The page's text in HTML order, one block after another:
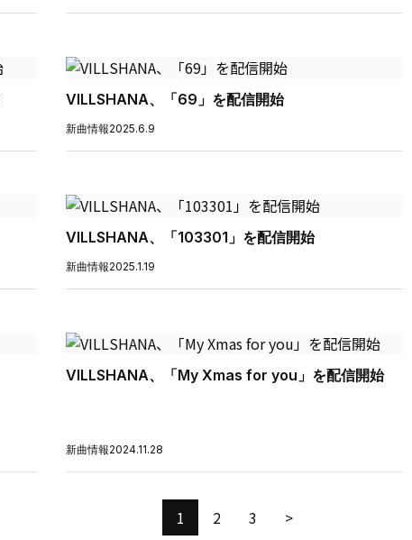
VILLSHANA、「69」を配信開始
新曲情報2025.6.9
VILLSHANA、「103301」を配信開始
新曲情報2025.1.19
VILLSHANA、「My Xmas for you」を配信開始
新曲情報2024.11.28
1 2 3 >